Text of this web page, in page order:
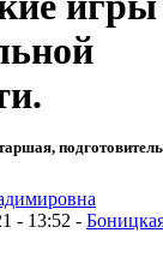
- 13:52 -